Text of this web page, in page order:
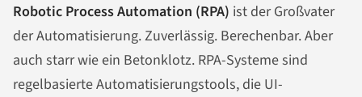
Robotic Process Automation (RPA) ist der Großvater
der Automatisierung. Zuverlässig. Berechenbar. Aber
auch starr wie ein Betonklotz. RPA-Systeme sind
regelbasierte Automatisierungstools, die UI-